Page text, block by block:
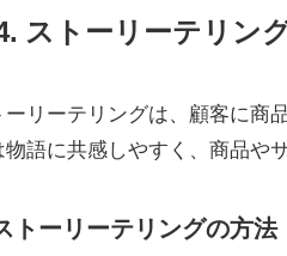
ストーリーテリン
ーリーテリングは、顧客に商
物語に共感しやすく、商品や
トーリーテリングの方法